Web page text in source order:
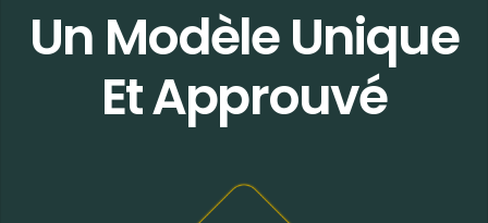
Un Modèle Unique
Et Approuvé